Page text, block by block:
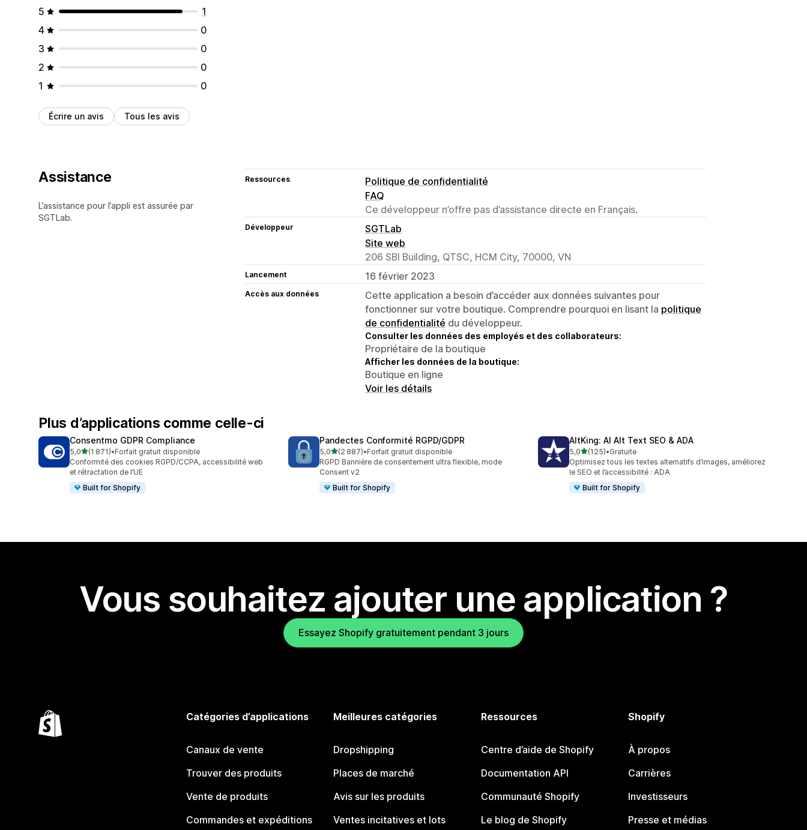
5
1
4
0
3
0
2
0
1
0
Écrire un avis Tous les avis
Assistance
L’assistance pour l’appli est assurée par
SGTLab.
Ressources
Politique de confidentialité
FAQ
Ce développeur n’offre pas d’assistance directe en Français.
Développeur
SGTLab
Site web
206 SBI Building, QTSC, HCM City, 70000, VN
Lancement 16 février 2023
Accès aux données
Cette application a besoin d’accéder aux données suivantes pour
fonctionner sur votre boutique. Comprendre pourquoi en lisant la politique
de confidentialité du développeur.
Consulter les données des employés et des collaborateurs:
Propriétaire de la boutique
Afficher les données de la boutique:
Boutique en ligne
Voir les détails
Plus d’applications comme celle-ci
Consentmo GDPR Compliance
5,0étoile(s) sur 5
(1 871)
1871 avis au total
•Forfait gratuit disponible
Conformité des cookies RGPD/CCPA, accessibilité web
et rétractation de l’UE
Built for Shopify
Pandectes Conformité RGPD/GDPR
5,0étoile(s) sur 5
(2 887)
2887 avis au total
•Forfait gratuit disponible
RGPD Bannière de consentement ultra flexible, mode
Consent v2
Built for Shopify
AltKing: AI Alt Text SEO & ADA
5,0étoile(s) sur 5
(125)
125 avis au total
•Gratuite
Optimisez tous les textes alternatifs d’images, améliorez
le SEO et l’accessibilité : ADA
Built for Shopify
Vous souhaitez ajouter une application ?
Essayez Shopify gratuitement pendant 3 jours
Catégories d’applications
Canaux de vente
Trouver des produits
Vente de produits
Commandes et expéditions
Meilleures catégories
Dropshipping
Places de marché
Avis sur les produits
Ventes incitatives et lots
Ressources
Centre d’aide de Shopify
Documentation API
Communauté Shopify
Le blog de Shopify
Shopify
À propos
Carrières
Investisseurs
Presse et médias